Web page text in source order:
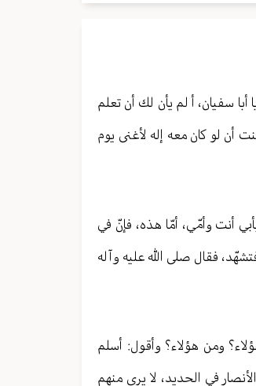
سفيان، أ لم يأن لك أن تعلم
أن لو كان معه إله لأغنى يوم
أنت وأمّي، أمّا هذه، فإنّ في
فقال صلى الله عليه وآله
ومن هؤلاء؟ وأقول: أسلم
في الحديد، لا يرى منهم